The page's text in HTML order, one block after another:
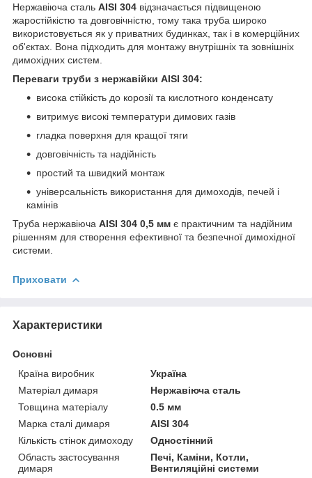
Нержавіюча сталь AISI 304 відзначається підвищеною
жаростійкістю та довговічністю, тому така труба широко
використовується як у приватних будинках, так і в комерційних
об'єктах. Вона підходить для монтажу внутрішніх та зовнішніх
димохідних систем.
Переваги труби з нержавійки AISI 304:
висока стійкість до корозії та кислотного конденсату
витримує високі температури димових газів
гладка поверхня для кращої тяги
довговічність та надійність
простий та швидкий монтаж
універсальність використання для димоходів, печей і
камінів
Труба нержавіюча AISI 304 0,5 мм є практичним та надійним
рішенням для створення ефективної та безпечної димохідної
системи.
Приховати
Характеристики
Основні
Країна виробник
Україна
Матеріал димаря
Нержавіюча сталь
Товщина матеріалу
0.5 мм
Марка сталі димаря
AISI 304
Кількість стінок димоходу
Одностінний
Область застосування
димаря
Печі, Каміни, Котли,
Вентиляційні системи